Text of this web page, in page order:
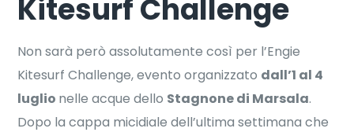
Kitesurf Challenge
Non sarà però assolutamente così per l’Engie
Kitesurf Challenge, evento organizzato dall’1 al 4
luglio nelle acque dello Stagnone di Marsala.
Dopo la cappa micidiale dell’ultima settimana che